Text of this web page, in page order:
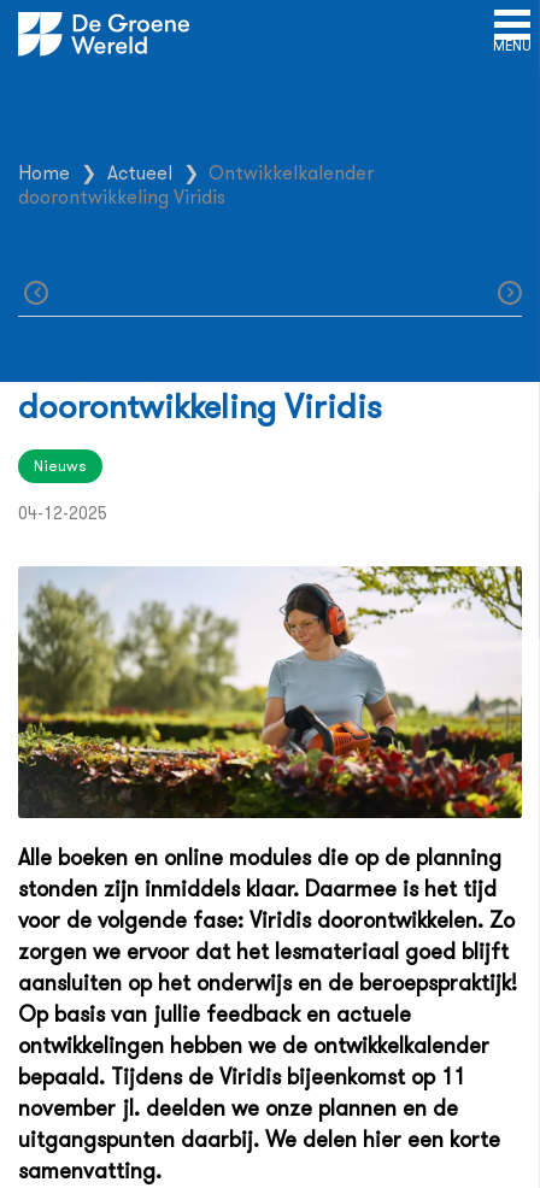
MENU
Home ❯ Actueel ❯ Ontwikkelkalender
doorontwikkeling Viridis
Ontwikkelkalender
doorontwikkeling Viridis
Nieuws
04-12-2025
Alle boeken en online modules die op de planning
stonden zijn inmiddels klaar. Daarmee is het tijd
voor de volgende fase: Viridis doorontwikkelen. Zo
zorgen we ervoor dat het lesmateriaal goed blijft
aansluiten op het onderwijs en de beroepspraktijk!
Op basis van jullie feedback en actuele
ontwikkelingen hebben we de ontwikkelkalender
bepaald. Tijdens de Viridis bijeenkomst op 11
november jl. deelden we onze plannen en de
uitgangspunten daarbij. We delen hier een korte
samenvatting.